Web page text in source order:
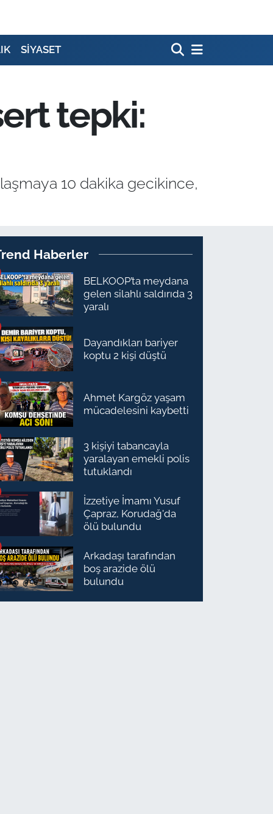
SİYASET
tepki:
10 dakika gecikince,
Haberler
BELKOOP’ta meydana
gelen silahlı saldırıda 3
yaralı
Dayandıkları bariyer
koptu 2 kişi düştü
Ahmet Kargöz yaşam
mücadelesini kaybetti
3 kişiyi tabancayla
yaralayan emekli polis
tutuklandı
İzzetiye İmamı Yusuf
Çapraz, Korudağ'da
ölü bulundu
Arkadaşı tarafından
boş arazide ölü
bulundu